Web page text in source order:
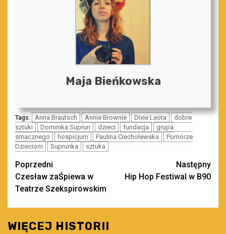
Maja Bieńkowska
Tags: Anna Brautsch Annie Brownie Dixie Leota
dobre
sztuki
Dominika Suprun dzieci fundacja
grupa
smacznego
hospicjum Paulina Ciecholewska
Pomorze
Dzieciom
Suprunka sztuka
Zobacz
wpisy
Poprzedni
Czesław zaŚpiewa w
Teatrze Szekspirowskim
Następny
Hip Hop Festiwal w B90
WIĘCEJ HISTORII